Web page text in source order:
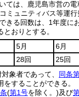
ては、鹿児島市営の
ミュニティバス等運
きる回数は、1年度に
とおりとする。
5月 6月
28回 25回
象者であって、 同条
することができる。
(第1号を除く。)及び